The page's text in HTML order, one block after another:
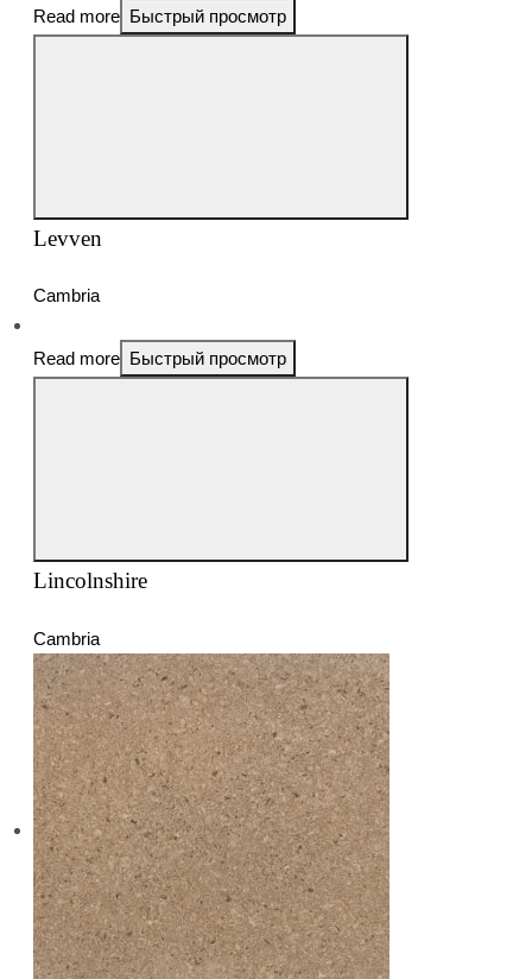
Read more Быстрый просмотр
Levven
Cambria
Read more Быстрый просмотр
Lincolnshire
Cambria